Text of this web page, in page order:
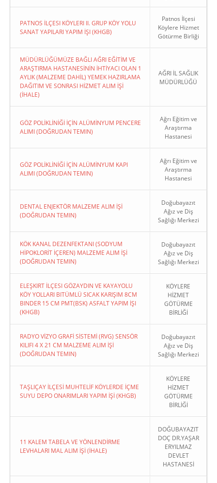
PATNOS İLÇESI KÖYLERI II. GRUP KÖY YOLU
SANAT YAPILARI YAPIM İŞI (KHGB)
Patnos İlçesi
Köylere Hizmet
Götürme Birliği
MÜDÜRLÜĞÜMÜZE BAĞLI AĞRI EĞİTİM VE
ARAŞTIRMA HASTANESİNİN İHTİYACI OLAN 1
AYLIK (MALZEME DAHİL) YEMEK HAZIRLAMA
DAĞITIM VE SONRASI HİZMET ALIM İŞİ
(İHALE)
AĞRI İL SAĞLIK
MÜDÜRLÜĞÜ
GÖZ POLİKLİNİĞİ İÇİN ALÜMİNYUM PENCERE
ALIMI (DOĞRUDAN TEMIN)
Ağrı Eğitim ve
Araştırma
Hastanesi
GÖZ POLİKLİNİĞİ İÇİN ALÜMİNYUM KAPI
ALIMI (DOĞRUDAN TEMIN)
Ağrı Eğitim ve
Araştırma
Hastanesi
DENTAL ENJEKTÖR MALZEME ALIM İŞİ
(DOĞRUDAN TEMIN)
Doğubayazıt
Ağız ve Diş
Sağlığı Merkezi
KÖK KANAL DEZENFEKTANI (SODYUM
HİPOKLORİT İÇEREN) MALZEME ALIM İŞİ
(DOĞRUDAN TEMIN)
Doğubayazıt
Ağız ve Diş
Sağlığı Merkezi
ELEŞKIRT İLÇESI GÖZAYDIN VE KAYAYOLU
KÖY YOLLARI BITÜMLÜ SICAK KARIŞIM 8CM
BINDER 15 CM PMT(BSK) ASFALT YAPIM İŞI
(KHGB)
KÖYLERE
HİZMET
GÖTÜRME
BİRLİĞİ
RADYO VİZYO GRAFİ SİSTEMİ (RVG) SENSÖR
KILIFI 4 X 21 CM MALZEME ALIM İŞİ
(DOĞRUDAN TEMIN)
Doğubayazıt
Ağız ve Diş
Sağlığı Merkezi
TAŞLIÇAY İLÇESİ MUHTELİF KÖYLERDE İÇME
SUYU DEPO ONARIMLARI YAPIM İŞİ (KHGB)
KÖYLERE
HİZMET
GÖTÜRME
BİRLİĞİ
11 KALEM TABELA VE YÖNLENDİRME
LEVHALARI MAL ALIM İŞİ (İHALE)
DOĞUBAYAZIT
DOÇ DR.YAŞAR
ERYILMAZ
DEVLET
HASTANESİ